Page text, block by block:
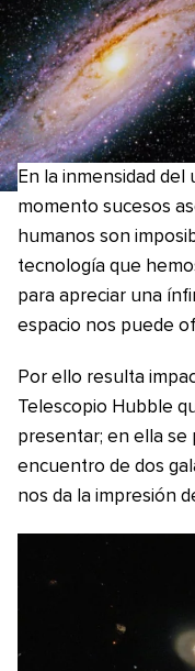
En la inmensidad
momento sucesos
humanos son
tecnología que
para apreciar una
espacio nos puede
Por ello resulta
Telescopio Hubble
presentar; en ella se
encuentro de dos
nos da la impresión